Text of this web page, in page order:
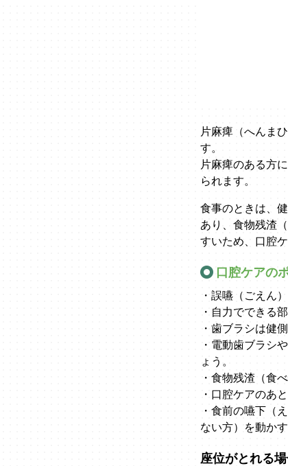
片麻痺（へんま
す。
片麻痺のある方
られます。
食事のときは、
あり、食物残渣
すいため、口腔
口腔ケアの
・誤嚥（ごえん
・自力でできる
・歯ブラシは健
・電動歯ブラシ
ょう。
・食物残渣（食
・口腔ケアのあ
・食前の嚥下（
ない方）を動か
座位がとれる